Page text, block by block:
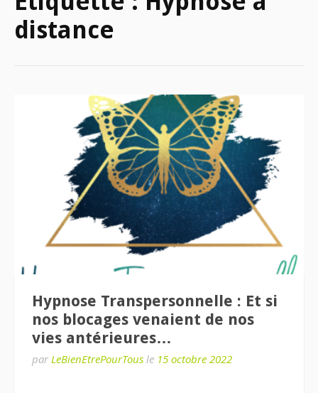
distance
Hypnose Transpersonnelle : Et si
nos blocages venaient de nos
vies antérieures…
par LeBienEtrePourTous le 15 octobre 2022